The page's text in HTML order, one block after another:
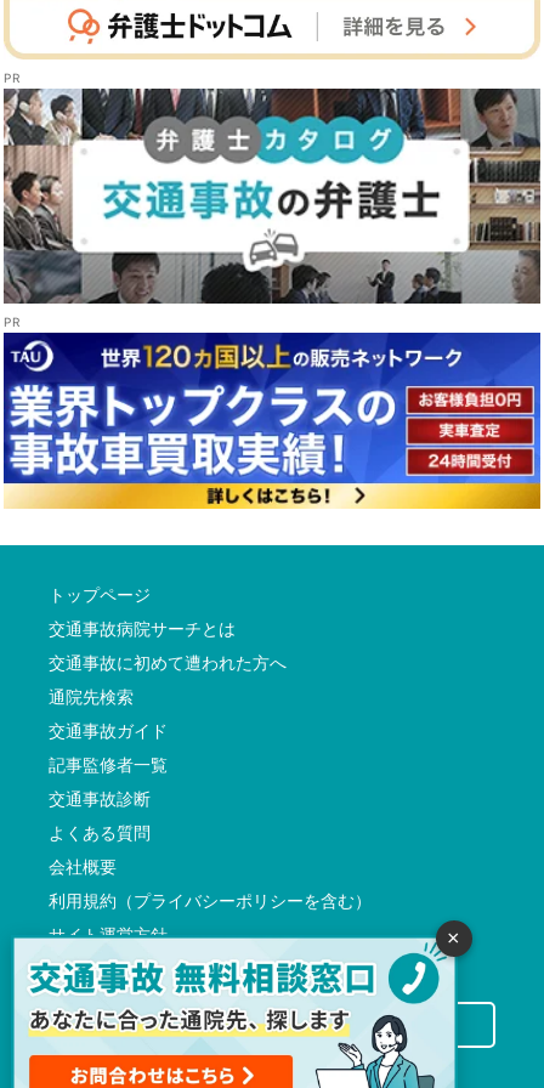
トップページ
交通事故病院サーチとは
交通事故に初めて遭われた方へ
通院先検索
交通事故ガイド
記事監修者一覧
交通事故診断
よくある質問
会社概要
利用規約（プライバシーポリシーを含む）
サイト運営方針
反社会的勢力に対する基本方針
交通事故病院サーチに掲載希望の先生方へ
×